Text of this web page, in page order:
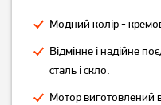
Витяжка пласка Artel ART
0960 PUNTO GREY
Модний колір -
Відмінне і надійне
сталь і скло.
Мотор виготовлений